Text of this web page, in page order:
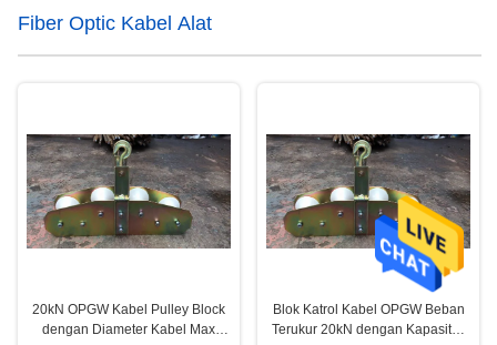
Fiber Optic Kabel Alat
20kN OPGW Kabel Pulley Block
dengan Diameter Kabel Max
Blok Katrol Kabel OPGW Beban
Terukur 20kN dengan Kapasitas